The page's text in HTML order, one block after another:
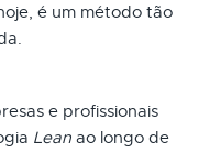
é um método tão
e profissionais
Lean ao longo de